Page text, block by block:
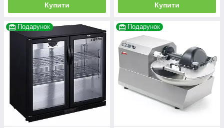
Купити Купити
Подарунок Подарунок